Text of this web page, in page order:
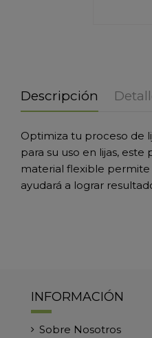
Descripción
Optimiza tu proceso de
para su uso en lijas,
material flexible permite
ayudará a lograr
INFORMACIÓN
Sobre Nosotros